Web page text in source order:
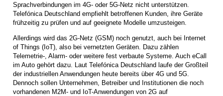
Sprachverbindungen im 4G- oder 5G-Netz nicht unterstützen.
Telefónica Deutschland empfiehlt betroffenen Kunden, ihre Geräte
frühzeitig zu prüfen und auf geeignete Modelle umzusteigen.
Allerdings wird das 2G-Netz (GSM) noch genutzt, auch bei Internet
of Things (IoT), also bei vernetzten Geräten. Dazu zählen
Telemetrie-, Alarm- oder weitere fest verbaute Systeme. Auch eCall
im Auto gehört dazu. Laut Telefónica Deutschland laufe der Großteil
der industriellen Anwendungen heute bereits über 4G und 5G.
Dennoch sollen Unternehmen, Betreiber und Institutionen die noch
vorhandenen M2M- und IoT-Anwendungen von 2G auf